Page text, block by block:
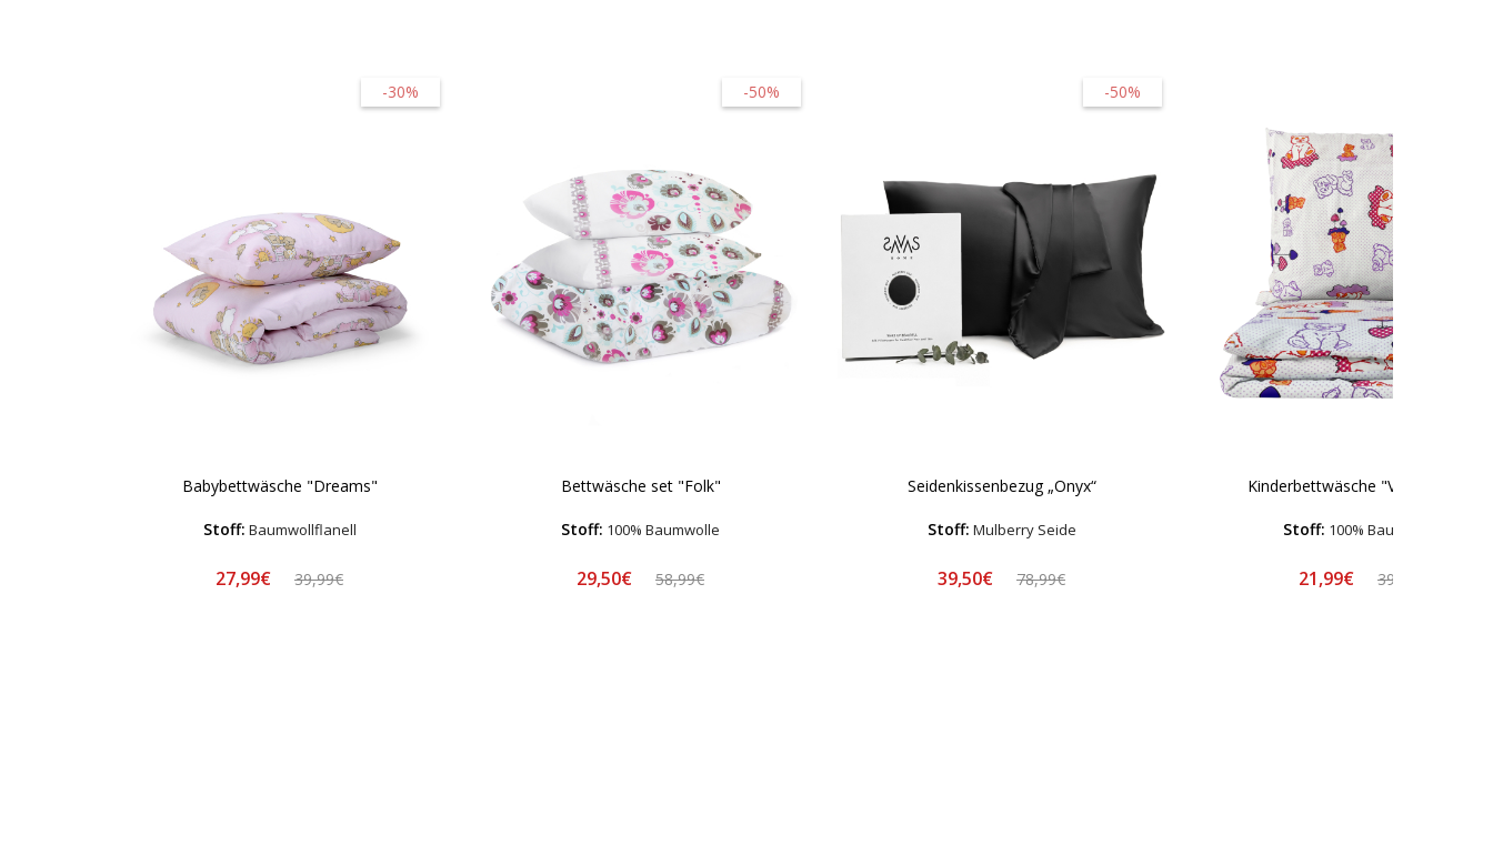
-30%
Babybettwäsche "Dreams"
Stoff: Baumwollflanell
27,99€ 39,99€
-50%
Bettwäsche set "Folk"
Stoff: 100% Baumwolle
29,50€ 58,99€
-50%
Seidenkissenbezug „Onyx“
Stoff: Mulberry Seide
39,50€ 78,99€
Kinderbettwäsche "Violet bears"
Stoff: 100% Baumwolle
21,99€ 39,99€